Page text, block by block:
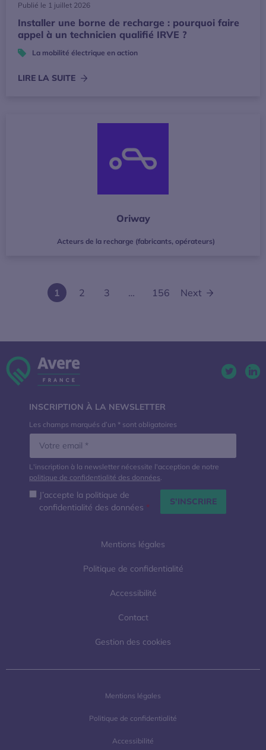
Publié le 1 juillet 2026
Installer une borne de recharge : pourquoi faire
appel à un technicien qualifié IRVE ?
La mobilité électrique en action
LIRE LA SUITE
Oriway
Acteurs de la recharge (fabricants, opérateurs)
1 2 3 … 156 Next
Mentions légales
Politique de confidentialité
Accessibilité
Contact
Gestion des cookies
INSCRIPTION À LA NEWSLETTER
Les champs marqués d’un * sont obligatoires
L'inscription à la newsletter nécessite l'acception de notre
politique de confidentialité des données.
J’accepte la politique de
confidentialité des données *
Mentions légales
Politique de confidentialité
Accessibilité